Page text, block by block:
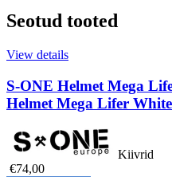
Seotud tooted
View details
S-ONE Helmet Mega
Helmet Mega Lifer White
Kiivrid
€74,00